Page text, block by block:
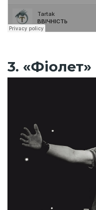
3. «Фіолет»